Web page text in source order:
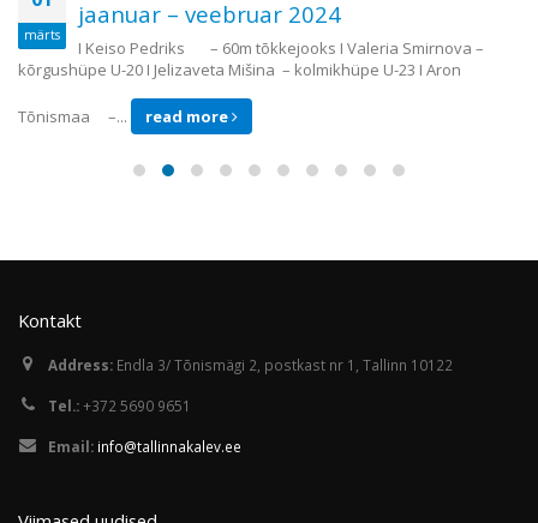
märts
jaanuar – veebruar 2024
I Keiso Pedriks – 60m tõkkejooks I Valeria Smirnova –
kõrgushüpe U-20 I Jelizaveta Mišina – kolmikhüpe U-23 I Aron
Tõnismaa –... read more
Kontakt
Address: Endla 3/ Tõnismägi 2, postkast nr 1, Tallinn 10122
Tel.:+372 5690 9651
Email: info@tallinnakalev.ee